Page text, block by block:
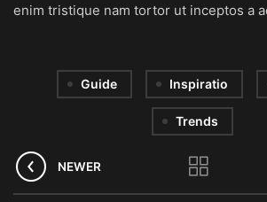
enim tristique nam tortor ut inceptos a
Guide Inspiratio
Trends
NEWER